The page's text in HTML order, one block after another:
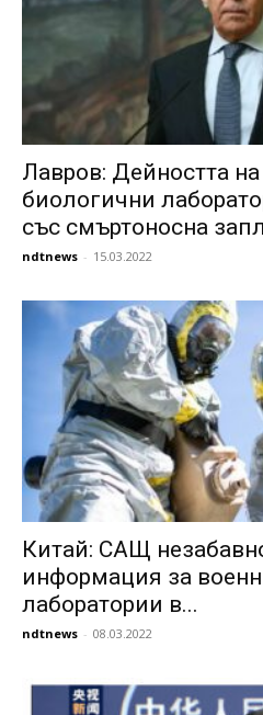
Лавров: Дейността
биологични
със смъртоносна
ndtnews - 15.03.2022
Китай: САЩ
информация за
лаборатории в...
ndtnews - 08.03.2022